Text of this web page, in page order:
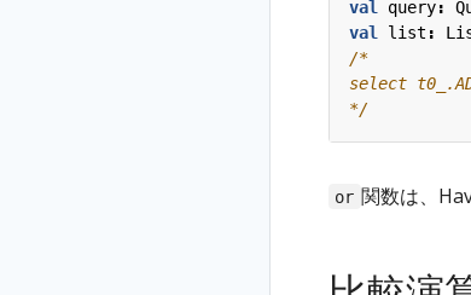
val query:
val
list :
*/
or 関数は、